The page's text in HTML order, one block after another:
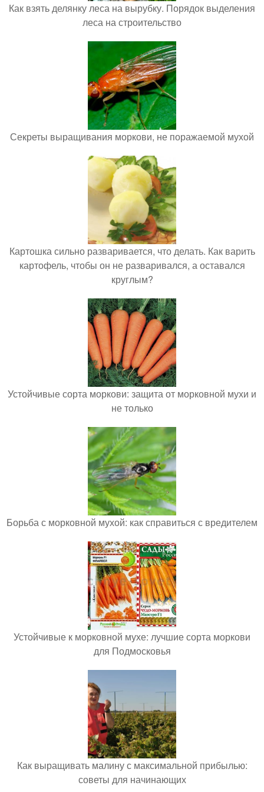
Как взять делянку леса на вырубку. Порядок выделения
леса на строительство
Секреты выращивания моркови, не поражаемой мухой
Картошка сильно разваривается, что делать. Как варить
картофель, чтобы он не разваривался, а оставался
круглым?
Устойчивые сорта моркови: защита от морковной мухи и
не только
Борьба с морковной мухой: как справиться с вредителем
Устойчивые к морковной мухе: лучшие сорта моркови
для Подмосковья
Как выращивать малину с максимальной прибылью:
советы для начинающих